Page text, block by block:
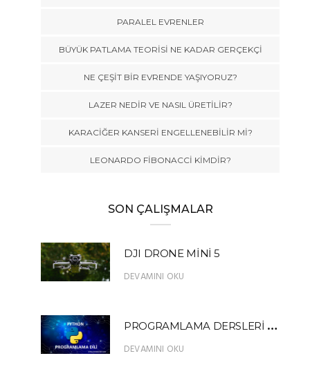
PARALEL EVRENLER
BÜYÜK PATLAMA TEORİSİ NE KADAR GERÇEKÇİ
NE ÇEŞİT BİR EVRENDE YAŞIYORUZ?
LAZER NEDİR VE NASIL ÜRETİLİR?
KARACİĞER KANSERİ ENGELLENEBİLİR Mİ?
LEONARDO FİBONACCİ KİMDİR?
SON ÇALIŞMALAR
DJI DRONE MİNİ 5
DEVAMINI OKU
P
ROGRAMLAMA DERSLERİ PYTHON 13
DEVAMINI OKU